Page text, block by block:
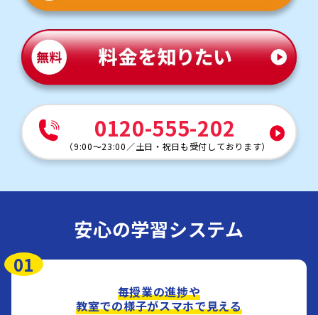
0120-555-202
（9:00～23:00 ／土日・祝日も受付しております）
安心の学習システム
01
毎授業の進捗や
教室での様子がスマホで見える